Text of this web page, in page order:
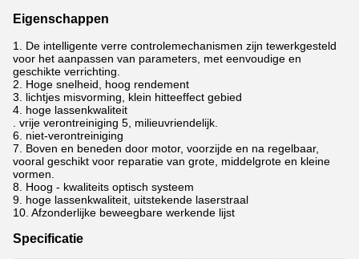
Eigenschappen
1. De intelligente verre controlemechanismen zijn tewerkgesteld
voor het aanpassen van parameters, met eenvoudige en
geschikte verrichting.
2. Hoge snelheid, hoog rendement
3. lichtjes misvorming, klein hitteeffect gebied
4. hoge lassenkwaliteit
. vrije verontreiniging 5, milieuvriendelijk.
6. niet-verontreiniging
7. Boven en beneden door motor, voorzijde en na regelbaar,
vooral geschikt voor reparatie van grote, middelgrote en kleine
vormen.
8. Hoog - kwaliteits optisch systeem
9. hoge lassenkwaliteit, uitstekende laserstraal
10. Afzonderlijke beweegbare werkende lijst
Specificatie